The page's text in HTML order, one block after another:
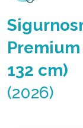
132 cm)
(2026)